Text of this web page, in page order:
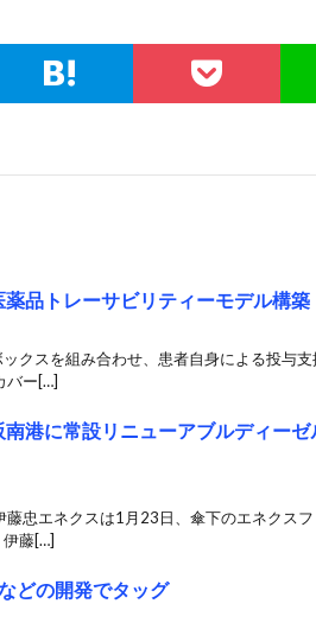
品トレーサビリティーモデル構築
クスを組み合わせ、患者自身による投与支
バー[…]
港に常設リニューアブルディー
忠エネクスは1月23日、傘下のエネクス
伊藤[…]
どの開発でタッグ